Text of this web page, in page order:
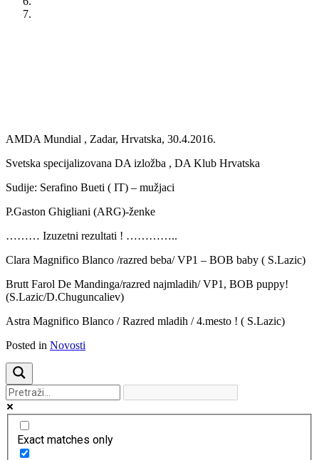
AMDA Mundial , Zadar, Hrvatska, 30.4.2016.
Svetska specijalizovana DA izložba , DA Klub Hrvatska
Sudije: Serafino Bueti ( IT) – mužjaci
P.Gaston Ghigliani (ARG)-ženke
……… Izuzetni rezultati ! …………..
Clara Magnifico Blanco /razred beba/ VP1 – BOB baby ( S.Lazic)
Brutt Farol De Mandinga/razred najmladih/ VP1, BOB puppy!
(S.Lazic/D.Chuguncaliev)
Astra Magnifico Blanco / Razred mladih / 4.mesto ! ( S.Lazic)
Posted in Novosti
Exact matches only